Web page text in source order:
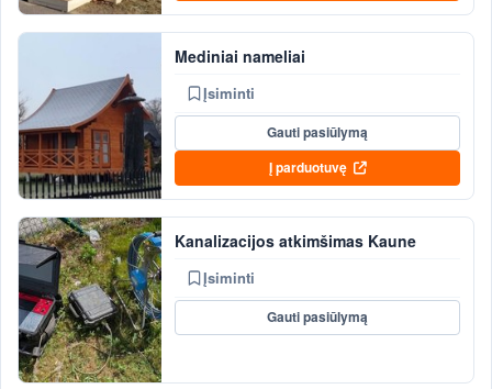
Mediniai nameliai
Įsiminti
Gauti pasiūlymą
Į parduotuvę
Kanalizacijos atkimšimas Kaune
Įsiminti
Gauti pasiūlymą